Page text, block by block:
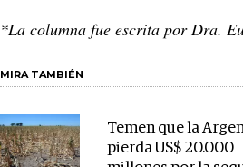
*La columna fue escrita por Dra.
MIRA TAMBIÉN
Temen que la
pierda US$ 20.000